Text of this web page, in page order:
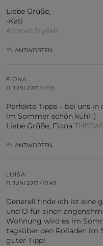
Liebe Grüße,
-Kati
Almost Stylish
ANTWORTEN
FIONA
11. JUNI 2017 / 17:13
Perfekte Tipps – bei uns
im Sommer schön kühl :)
Liebe Grüße, Fiona
ANTWORTEN
LUISA
11. JUNI 2017 / 10:49
Generell finde ich ist eine
und O für einen
Wohnung wird es im
tagsüber den Rolladen im
guter Tipp!